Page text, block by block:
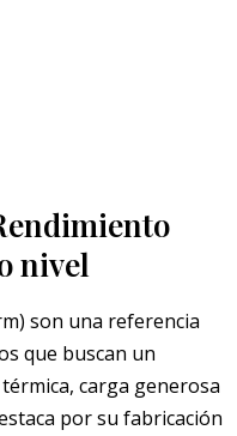
nivel
son una referencia
que buscan un
carga generosa
por su fabricación